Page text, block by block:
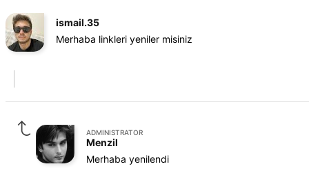
ismail.35
Merhaba linkleri yeniler misiniz
ADMINISTRATOR
Menzil
Merhaba yenilendi